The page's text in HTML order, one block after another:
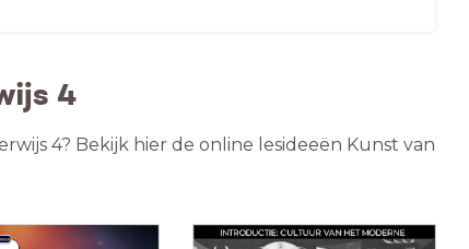
4
4? Bekijk hier de online lesideeën Kunst van